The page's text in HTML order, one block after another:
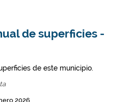
de superficies -
de este municipio.
2026